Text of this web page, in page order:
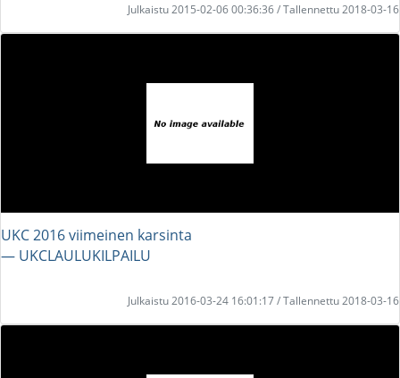
Julkaistu 2015-02-06 00:36:36 / Tallennettu 2018-03-16
UKC 2016 viimeinen karsinta
― UKCLAULUKILPAILU
Julkaistu 2016-03-24 16:01:17 / Tallennettu 2018-03-16